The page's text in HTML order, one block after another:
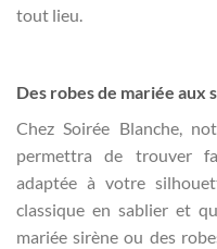
tout lieu.
Des robes de mariée aux
Chez Soirée Blanche,
permettra de trouver
adaptée à votre
classique en sablier et
mariée sirène ou des